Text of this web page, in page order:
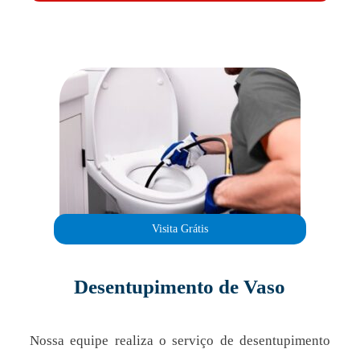
Visita Grátis
Desentupimento de Vaso
Nossa equipe realiza o serviço de desentupimento